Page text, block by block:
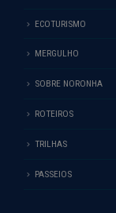
ECOTURISMO
MERGULHO
SOBRE NORONHA
ROTEIROS
TRILHAS
PASSEIOS